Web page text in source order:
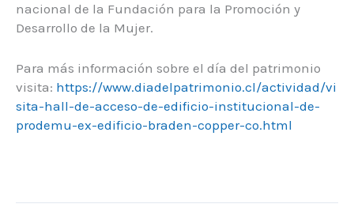
nacional de la Fundación para la Promoción y
Desarrollo de la Mujer.
Para más información sobre el día del patrimonio
visita: https://www.diadelpatrimonio.cl/actividad/vi
sita-hall-de-acceso-de-edificio-institucional-de-
prodemu-ex-edificio-braden-copper-co.html